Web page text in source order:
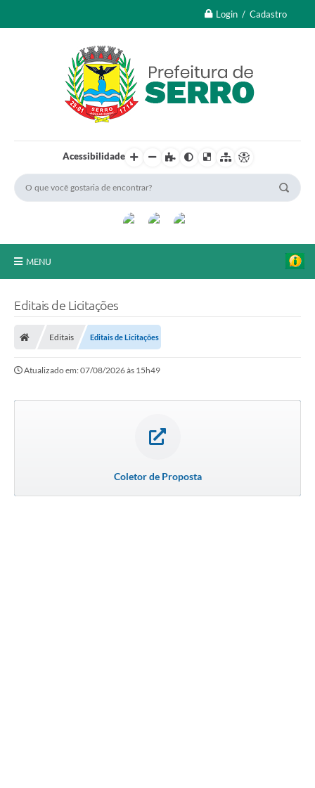
Login / Cadastro
Acessibilidade
MENU
Transparência Pública
Processo Seletivo/Concurso Público
Taxas de Inscrição/Guia de Arrecadação / Tributos
Plano Diretor Participativo de Serro/MG
Editais de Licitações
Editais Editais de Licitações
Atualizado em: 07/08/2026 às 15h49
Coletor de Proposta